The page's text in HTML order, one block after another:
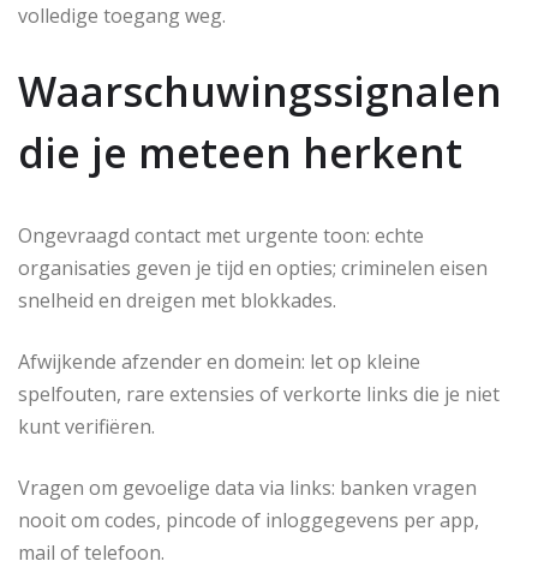
volledige toegang weg.
Waarschuwingssignalen
die je meteen herkent
Ongevraagd contact met urgente toon: echte
organisaties geven je tijd en opties; criminelen eisen
snelheid en dreigen met blokkades.
Afwijkende afzender en domein: let op kleine
spelfouten, rare extensies of verkorte links die je niet
kunt verifiëren.
Vragen om gevoelige data via links: banken vragen
nooit om codes, pincode of inloggegevens per app,
mail of telefoon.